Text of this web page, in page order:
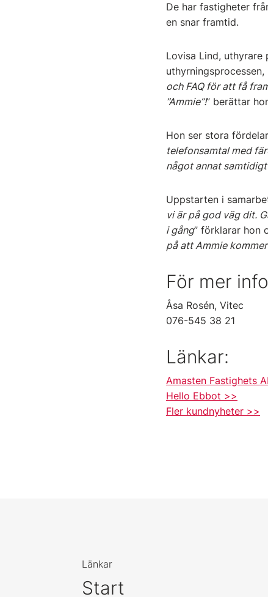
De har fastigheter
en snar framtid.
Lovisa Lind,
uthyrningsprocessen,
och FAQ för att få
”Ammie”!” berättar
Hon ser stora
telefonsamtal med
något annat
Uppstarten i
vi är på god väg dit.
i gång” förklarar hon
på att Ammie
För mer
Åsa Rosén, Vitec
076-545 38 21
Länkar:
Amasten Fastighets
Hello Ebbot >>
Fler kundnyheter >>
Länkar
Start